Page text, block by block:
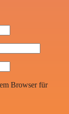
Browser für